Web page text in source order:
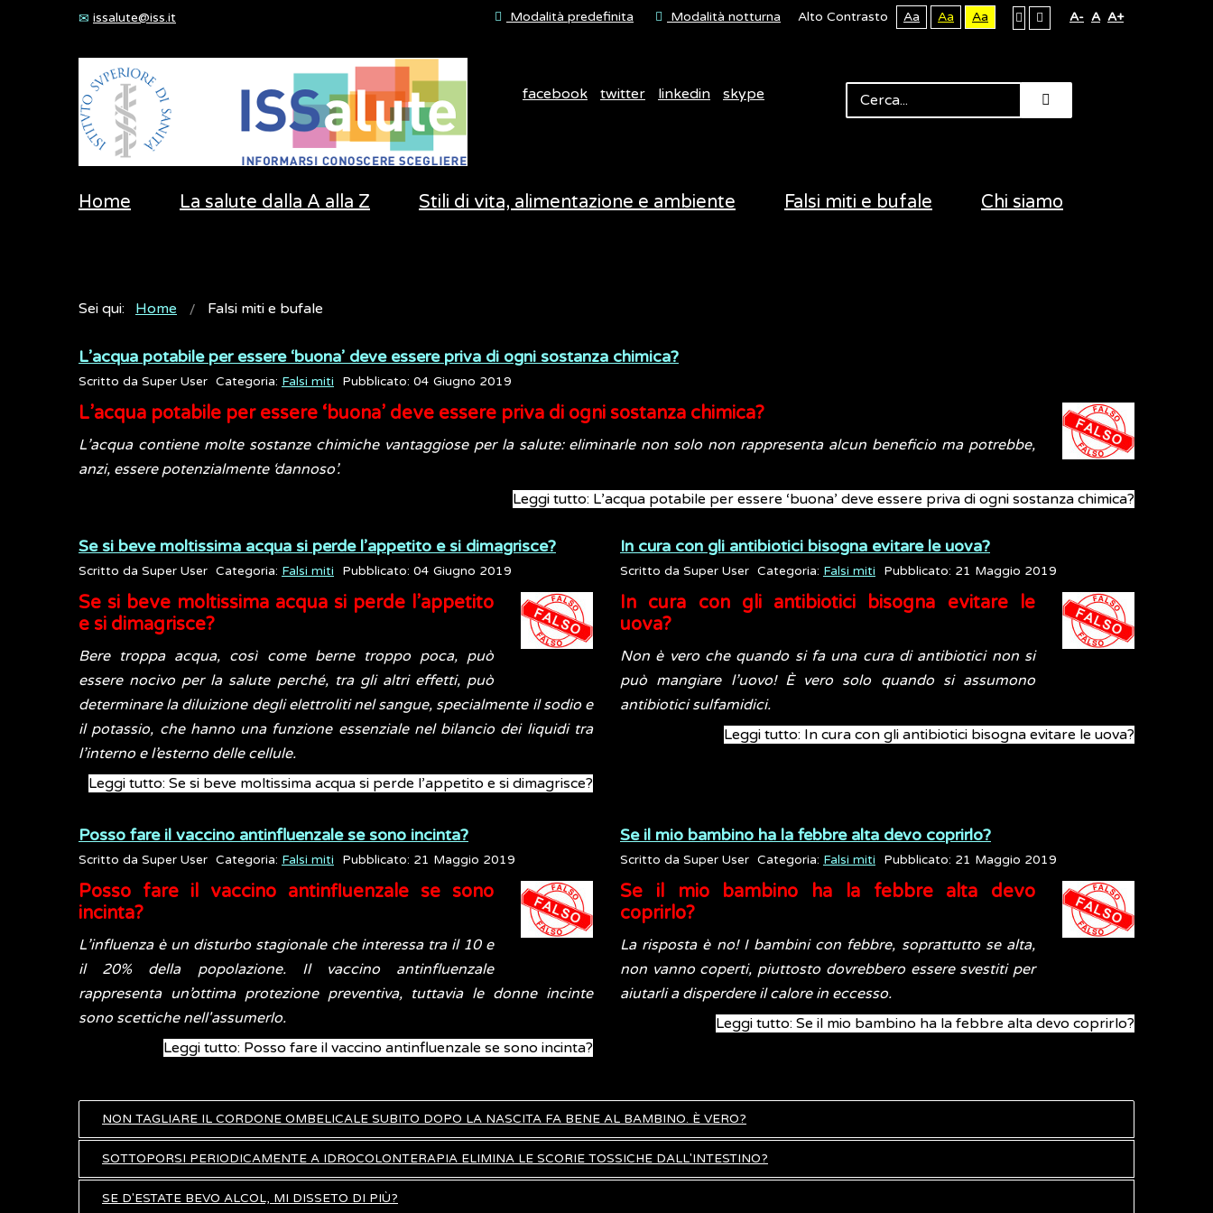
issalute@iss.it Modalità predefinita Modalità notturna Alto Contrasto Aa Aa Aa A- A A+
facebook twitter linkedin skype
Home La salute dalla A alla Z Stili di vita, alimentazione e ambiente Falsi miti e bufale Chi siamo
Sei qui: Home Falsi miti e bufale
L’acqua potabile per essere ‘buona’ deve essere priva di ogni sostanza chimica?
Scritto da Super User Categoria: Falsi miti Pubblicato: 04 Giugno 2019
L’acqua potabile per essere ‘buona’ deve essere priva di ogni sostanza chimica?
L’acqua contiene molte sostanze chimiche vantaggiose per la salute: eliminarle non solo non rappresenta alcun beneficio ma potrebbe,
anzi, essere potenzialmente ‘dannoso’.
Leggi tutto: L’acqua potabile per essere ‘buona’ deve essere priva di ogni sostanza chimica?
Se si beve moltissima acqua si perde l’appetito e si dimagrisce?
Scritto da Super User Categoria: Falsi miti Pubblicato: 04 Giugno 2019
Se si beve moltissima acqua si perde l’appetito
e si dimagrisce?
Bere troppa acqua, così come berne troppo poca, può
essere nocivo per la salute perché, tra gli altri effetti, può
determinare la diluizione degli elettroliti nel sangue, specialmente il sodio e
il potassio, che hanno una funzione essenziale nel bilancio dei liquidi tra
l’interno e l’esterno delle cellule.
Leggi tutto: Se si beve moltissima acqua si perde l’appetito e si dimagrisce?
In cura con gli antibiotici bisogna evitare le uova?
Scritto da Super User Categoria: Falsi miti Pubblicato: 21 Maggio 2019
In cura con gli antibiotici bisogna evitare le
uova?
Non è vero che quando si fa una cura di antibiotici non si
può mangiare l’uovo! È vero solo quando si assumono
antibiotici sulfamidici.
Leggi tutto: In cura con gli antibiotici bisogna evitare le uova?
Posso fare il vaccino antinfluenzale se sono incinta?
Scritto da Super User Categoria: Falsi miti Pubblicato: 21 Maggio 2019
Posso fare il vaccino antinfluenzale se sono
incinta?
L’influenza è un disturbo stagionale che interessa tra il 10 e
il 20% della popolazione. Il vaccino antinfluenzale
rappresenta un’ottima protezione preventiva, tuttavia le donne incinte
sono scettiche nell'assumerlo.
Leggi tutto: Posso fare il vaccino antinfluenzale se sono incinta?
Se il mio bambino ha la febbre alta devo coprirlo?
Scritto da Super User Categoria: Falsi miti Pubblicato: 21 Maggio 2019
Se il mio bambino ha la febbre alta devo
coprirlo?
La risposta è no! I bambini con febbre, soprattutto se alta,
non vanno coperti, piuttosto dovrebbero essere svestiti per
aiutarli a disperdere il calore in eccesso.
Leggi tutto: Se il mio bambino ha la febbre alta devo coprirlo?
NON TAGLIARE IL CORDONE OMBELICALE SUBITO DOPO LA NASCITA FA BENE AL BAMBINO. È VERO?
SOTTOPORSI PERIODICAMENTE A IDROCOLONTERAPIA ELIMINA LE SCORIE TOSSICHE DALL'INTESTINO?
SE D'ESTATE BEVO ALCOL, MI DISSETO DI PIÙ?